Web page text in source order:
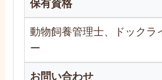
保有資格
動物飼養管理士、ドックラ
ー
お問い合わせ